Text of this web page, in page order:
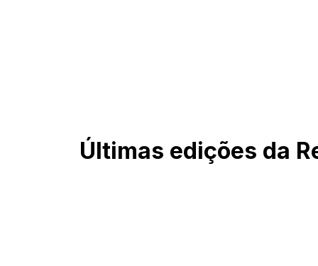
Últimas edições da